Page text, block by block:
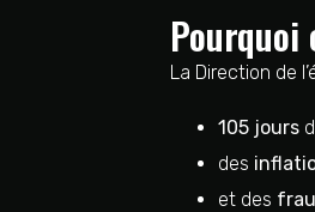
La Direction de
105 jours
des
et des